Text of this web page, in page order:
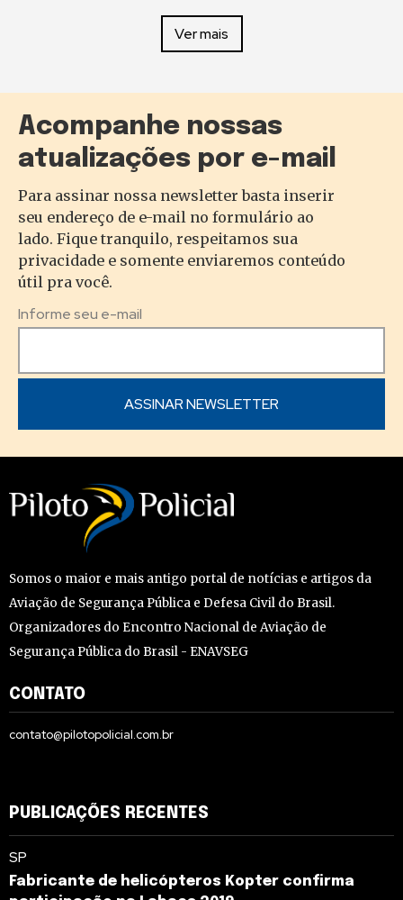
Ver mais
Acompanhe nossas
atualizações por e-mail
Para assinar nossa newsletter basta inserir
seu endereço de e-mail no formulário ao
lado. Fique tranquilo, respeitamos sua
privacidade e somente enviaremos conteúdo
útil pra você.
Informe seu e-mail
Somos o maior e mais antigo portal de notícias e artigos da
Aviação de Segurança Pública e Defesa Civil do Brasil.
Organizadores do Encontro Nacional de Aviação de
Segurança Pública do Brasil - ENAVSEG
CONTATO
contato@pilotopolicial.com.br
PUBLICAÇÕES RECENTES
SP
Fabricante de helicópteros Kopter confirma